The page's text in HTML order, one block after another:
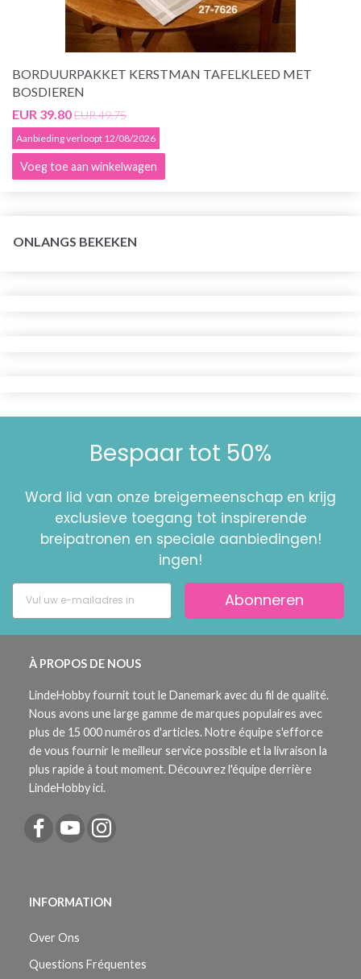
BORDUURPAKKET KERSTMAN TAFELKLEED MET
BOSDIEREN
EUR 39.80EUR 49.75
Aanbieding verloopt 12/08/2026
Voeg toe aan winkelwagen
ONLANGS BEKEKEN
Bespaar tot 50%
Word lid van onze breigemeenschap en krijg
exclusieve toegang tot inspirerende
breipatronen en speciale aanbiedingen!
ingen!
Abonneren
À PROPOS DE NOUS
LindeHobby fournit tout le Danemark avec du fil de qualité.
Nous avons une large gamme de marques populaires avec
plus de 15 000 numéros d'articles. Notre équipe s'efforce
de vous fournir le meilleur service possible et la livraison la
plus rapide à tout moment. Découvrez l'équipe derrière
LindeHobby ici.
INFORMATION
Over Ons
Questions Fréquentes